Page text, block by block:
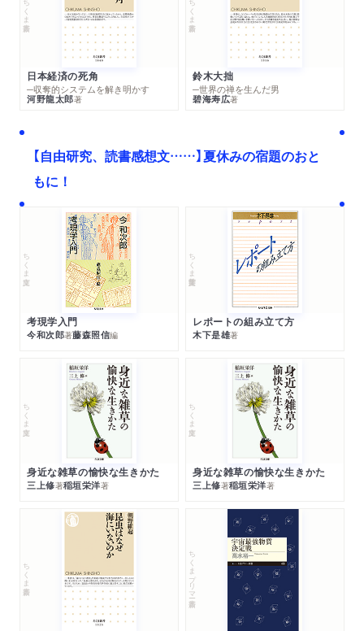
ちくま新書
日本経済の死角
─収奪的システムを解き明かす
河野龍太郎著
ちくま新書
鈴木大拙
─世界の禅を生んだ男
碧海寿広著
【自由研究、読書感想文……】夏休みの宿題のおと
もに！
ちくま文庫
考現学入門
今和次郎著藤森照信編
ちくま学芸文庫
レポートの組み立て方
木下是雄著
ちくま文庫
身近な雑草の愉快な生きかた
三上修著稲垣栄洋著
ちくま文庫
身近な雑草の愉快な生きかた
三上修著稲垣栄洋著
ちくま新書 ちくまプリマー新書